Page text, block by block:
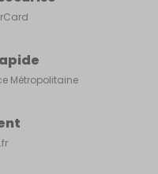
Métropolitaine